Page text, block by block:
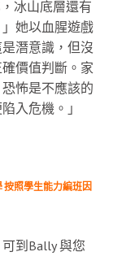
冰山底層還有
她以血腥遊戲
潛意識，但沒
價值判斷。家
怖是不應該的
入危機。」
照學生能力編班因
到Bally 與您